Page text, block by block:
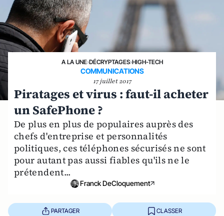
A LA UNE›DÉCRYPTAGES›HIGH-TECH
COMMUNICATIONS
17 juillet 2017
Piratages et virus : faut-il acheter
un SafePhone ?
De plus en plus de populaires auprès des
chefs d'entreprise et personnalités
politiques, ces téléphones sécurisés ne sont
pour autant pas aussi fiables qu'ils ne le
prétendent...
Franck DeCloquement
PARTAGER CLASSER